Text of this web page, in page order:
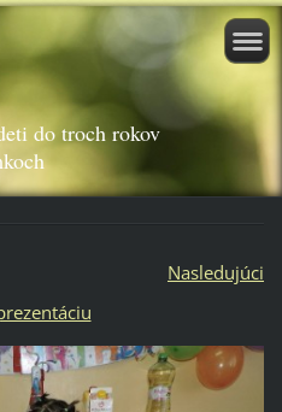
do troch rokov
Nasledujúci